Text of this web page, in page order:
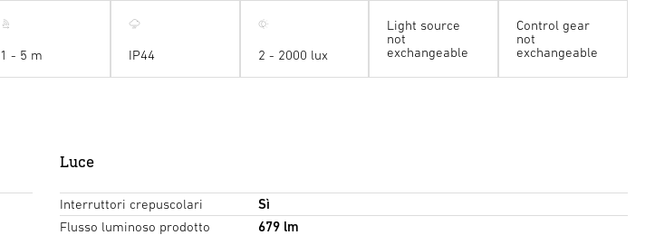
1 - 5 m IP44 2 - 2000 lux
Light source
not
exchangeable
Control gear
not
exchangeable
Luce
Interruttori crepuscolari
Sì
Flusso luminoso prodotto
679 lm